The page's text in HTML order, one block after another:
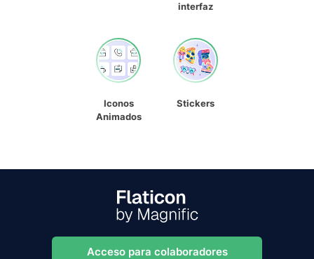
interfaz
Iconos
Animados
Stickers
Acceso para colaboradores